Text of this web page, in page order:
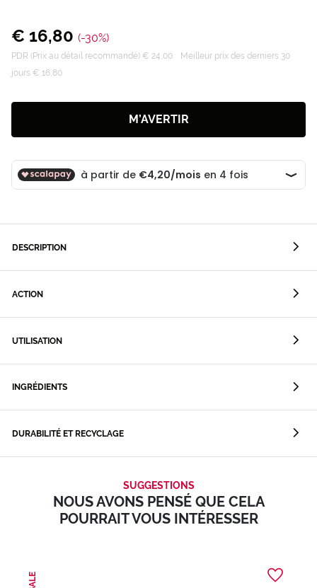
€ 16,80 (-30%)
PDR (Prix au détail recommandé) € 24,00
Meilleur prix des derniers 30
jours € 16,80
M’AVERTIR
DESCRIPTION
ACTION
UTILISATION
INGRÉDIENTS
DURABILITÉ ET RECYCLAGE
SUGGESTIONS
NOUS AVONS PENSÉ QUE CELA
POURRAIT VOUS INTÉRESSER
SALE